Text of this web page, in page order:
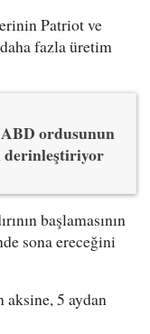
Patriot ve
fazla üretim
ABD ordusunun
başlamasının
sona ereceğini
aksine, 5 aydan